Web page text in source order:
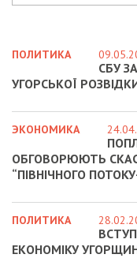
ПОЛИТИКА
СБУ
УГОРСЬКОЇ
ЭКОНОМИКА
ОБГОВОРЮЮТЬ
“ПІВНІЧНОГО
ПОЛИТИКА
ЕКОНОМІКУ